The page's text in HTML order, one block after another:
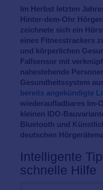
Im Herbst letzten
Hinter-dem-Ohr
zeichnete sich ein
eines Fitnesstrackers
und körperlichen
Fallsensor mit
nahestehende
Gesundheitssystem
bereits angekündigte
wiederaufladbares Im-
kleinen IDO-
Bluetooth und
deutschen
Intelligente
schnelle Hilfe